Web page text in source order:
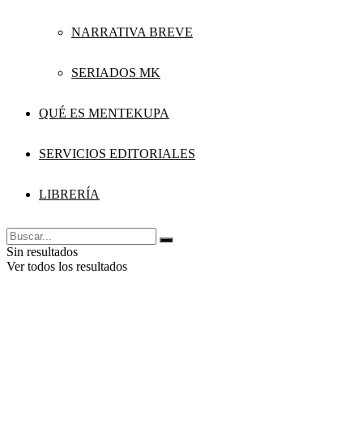
NARRATIVA BREVE
SERIADOS MK
QUÉ ES MENTEKUPA
SERVICIOS EDITORIALES
LIBRERÍA
Sin resultados
Ver todos los resultados